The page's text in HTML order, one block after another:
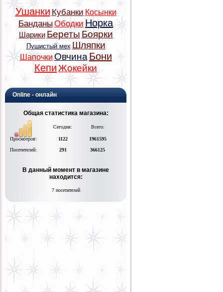
Ушанки Кубанки Косынки
БанданыОбодки Норка
Шарики Береты Боярки
Пушистый мех Шляпки
Шапочки Овчина Бони
Кепи Жокейки
Online - онлайн
Общая статистика магазина:
Сегодня: Всего:
Просмотров: 1122
1961595
Посетителей:
291 366125
В данный момент в магазине
находится:
7 посетителей